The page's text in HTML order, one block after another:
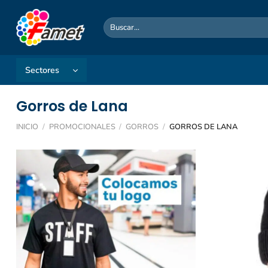
contenido
Buscar
por:
Sectores
Gorros de Lana
INICIO / PROMOCIONALES / GORROS / GORROS DE LANA